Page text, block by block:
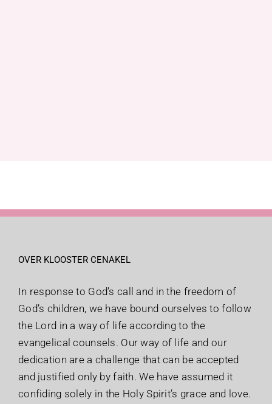
OVER KLOOSTER CENAKEL
In response to God’s call and in the freedom of
God’s children, we have bound ourselves to follow
the Lord in a way of life according to the
evangelical counsels. Our way of life and our
dedication are a challenge that can be accepted
and justified only by faith. We have assumed it
confiding solely in the Holy Spirit’s grace and love.